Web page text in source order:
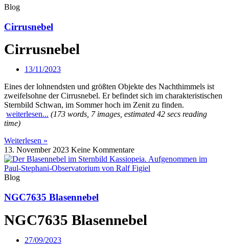
Blog
Cirrusnebel
Cirrusnebel
13/11/2023
Eines der lohnendsten und größten Objekte des Nachthimmels ist
zweifelsohne der Cirrusnebel. Er befindet sich im charakteristischen
Sternbild Schwan, im Sommer hoch im Zenit zu finden.
weiterlesen... (173 words, 7 images, estimated 42 secs reading
time)
Weiterlesen »
13. November 2023 Keine Kommentare
Blog
NGC7635 Blasennebel
NGC7635 Blasennebel
27/09/2023